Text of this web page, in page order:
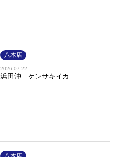
八木店
2026.07.22
浜田沖 ケンサキイカ
八木店